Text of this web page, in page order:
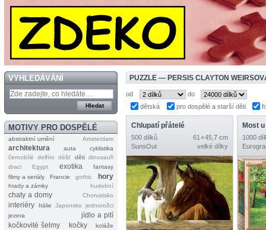
VYHLEDÁVÁNÍ
MOTIVY PRO DOSPĚLÉ
abstraktní umění Amsterdam
architektura auta
cyklistika
černobílé
delfíni déšť děti dinosauři
draci
Egypt exotika
fantasy
filmy a seriály
Francie gothic hory
hrady a zámky hudební
chaty a domy Chorvatsko
interiéry Itálie Japonsko
jednorožci
jezera
jídlo a pití
kočkovité šelmy
kočky
koláže
PUZZLE — PERSIS CLAYTON
od
do
dětská
pro dospělé a starší děti
Chlupatí přátelé
500 dílků
61 × 45,7 cm
SunsOut
velké dílky
Most
1000